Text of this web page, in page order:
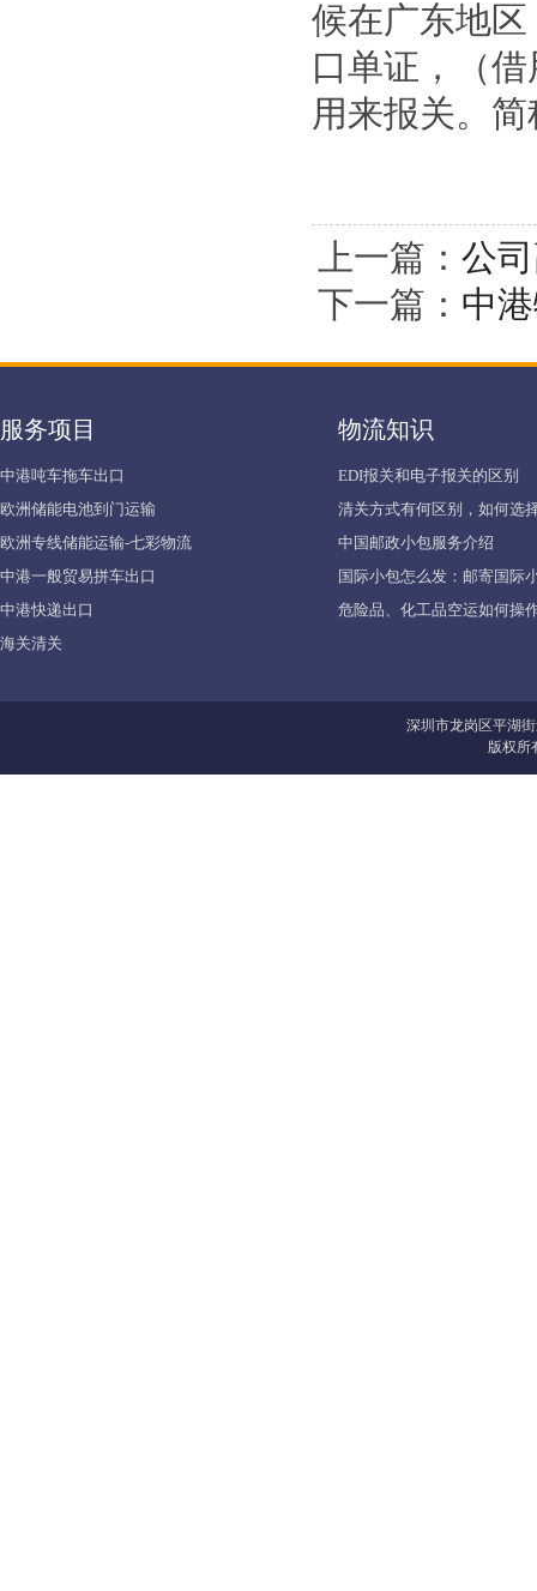
候在广东地
口单证，（
用来报关。
上一篇： 公
下一篇： 中
服务项目
中港吨车拖车出口
欧洲储能电池到门运输
欧洲专线储能运输-七彩物流
中港一般贸易拼车出口
中港快递出口
海关清关
物流知识
EDI报关和电子报关的区别
清关方式有何区别，如何选
中国邮政小包服务介绍
国际小包怎么发：邮寄国际
危险品、化工品空运如何操
深圳市龙岗区平湖
版权所